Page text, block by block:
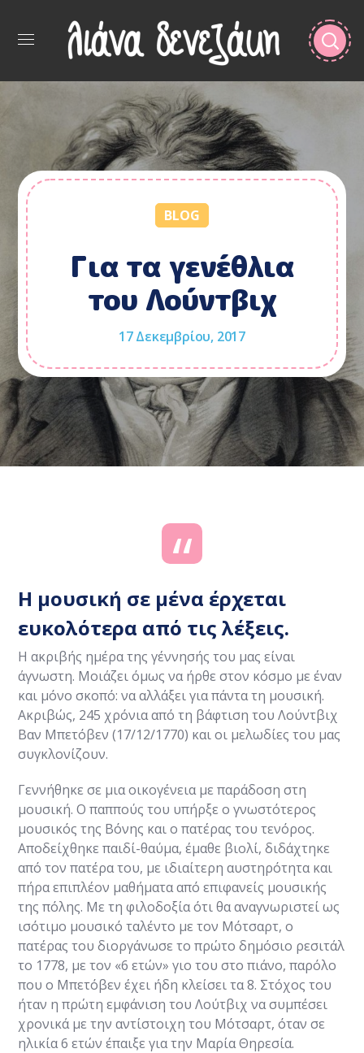
BLOG
Για τα γενέθλια
του Λούντβιχ
17 Δεκεμβρίου, 2017
Η μουσική σε μένα έρχεται
ευκολότερα από τις λέξεις.
Η ακριβής ημέρα της γέννησής του μας είναι
άγνωστη. Μοιάζει όμως να ήρθε στον κόσμο με έναν
και μόνο σκοπό: να αλλάξει για πάντα τη μουσική.
Aκριβώς, 245 χρόνια από τη βάφτιση του Λούντβιχ
Βαν Μπετόβεν (17/12/1770) και οι μελωδίες του μας
συγκλονίζουν.
Γεννήθηκε σε μια οικογένεια με παράδοση στη
μουσική. Ο παππούς του υπήρξε ο γνωστότερος
μουσικός της Βόνης και ο πατέρας του τενόρος.
Αποδείχθηκε παιδί-θαύμα, έμαθε βιολί, διδάχτηκε
από τον πατέρα του, με ιδιαίτερη αυστηρότητα και
πήρα επιπλέον μαθήματα από επιφανείς μουσικής
της πόλης. Με τη φιλοδοξία ότι θα αναγνωριστεί ως
ισότιμο μουσικό ταλέντο με τον Μότσαρτ, ο
πατέρας του διοργάνωσε το πρώτο δημόσιο ρεσιτάλ
το 1778, με τον «6 ετών» γιο του στο πιάνο, παρόλο
που ο Μπετόβεν έχει ήδη κλείσει τα 8. Στόχος του
ήταν η πρώτη εμφάνιση του Λούτβιχ να συμπέσει
χρονικά με την αντίστοιχη του Μότσαρτ, όταν σε
ηλικία 6 ετών έπαιξε για την Μαρία Θηρεσία.